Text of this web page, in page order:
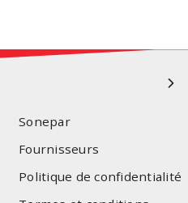
Sonepar
Fournisseurs
Politique de confidentialité